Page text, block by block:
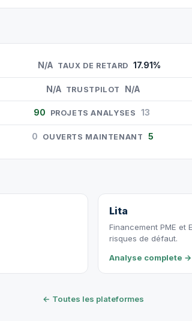
N/A TAUX DE RETARD 17.91%
N/A TRUSTPILOT N/A
90 PROJETS ANALYSES 13
0 OUVERTS MAINTENANT 5
Lita
Financement PME et
risques de défaut.
Analyse complete →
← Toutes les plateformes